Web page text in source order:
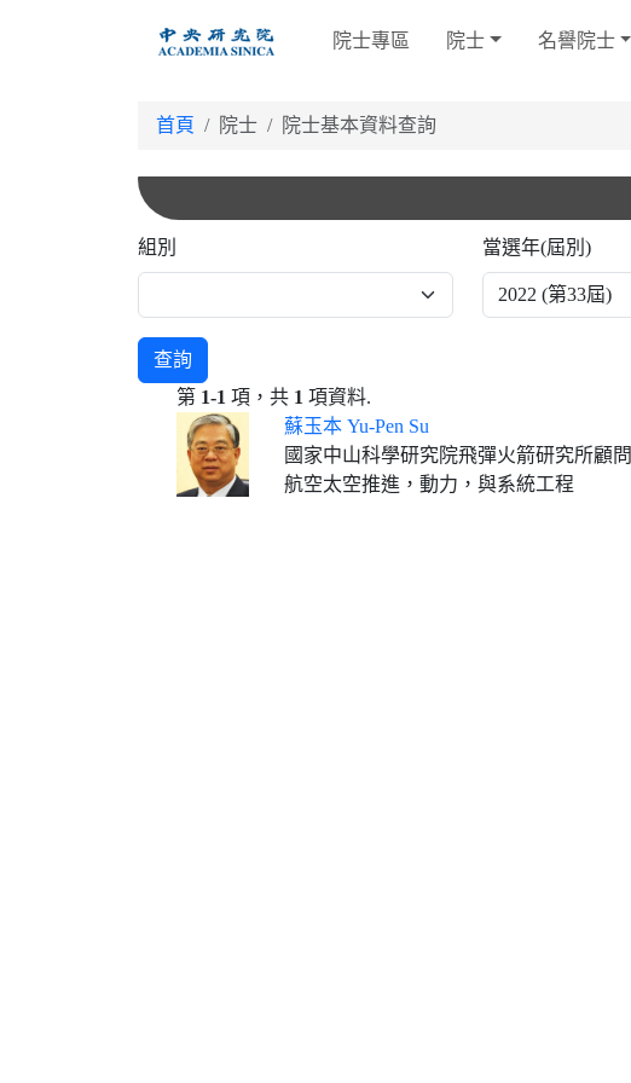
院士專區 院士 名譽院士
首頁 院士 院士基本資料查詢
組別 當選年(屆別)
查詢
第 1-1 項，共 1 項資料.
蘇玉本 Yu-Pen Su
國家中山科學研究院飛彈火箭研究所顧問
航空太空推進，動力，與系統工程